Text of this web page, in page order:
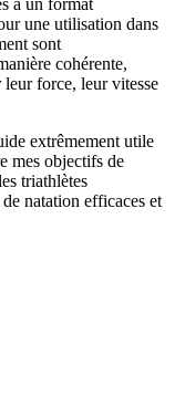
à un format
une utilisation dans
sont
cohérente,
force, leur vitesse
extrêmement utile
mes objectifs de
triathlètes
natation efficaces et